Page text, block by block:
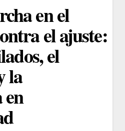
en el
el ajuste:
el
la
en